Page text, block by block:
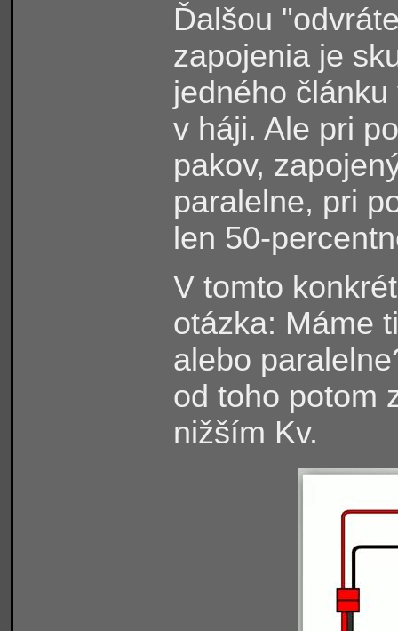
Ďalšou
zapojenia je
jedného
v háji. Ale pri
pakov,
paralelne, pri
len 50-
V tomto
otázka: Máme
alebo
od toho potom
nižším Kv.